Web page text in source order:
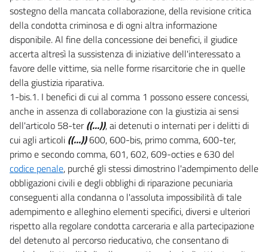
sostegno della mancata collaborazione, della revisione critica
della condotta criminosa e di ogni altra informazione
disponibile. Al fine della concessione dei benefici, il giudice
accerta altresì la sussistenza di iniziative dell'interessato a
favore delle vittime, sia nelle forme risarcitorie che in quelle
della giustizia riparativa.
1-bis.1. I benefici di cui al comma 1 possono essere concessi,
anche in assenza di collaborazione con la giustizia ai sensi
dell'articolo 58-ter((...)), ai detenuti o internati per i delitti di
cui agli articoli ((...))600, 600-bis, primo comma, 600-ter,
primo e secondo comma, 601, 602, 609-octies e 630 del
codice penale, purché gli stessi dimostrino l'adempimento delle
obbligazioni civili e degli obblighi di riparazione pecuniaria
conseguenti alla condanna o l'assoluta impossibilità di tale
adempimento e alleghino elementi specifici, diversi e ulteriori
rispetto alla regolare condotta carceraria e alla partecipazione
del detenuto al percorso rieducativo, che consentano di